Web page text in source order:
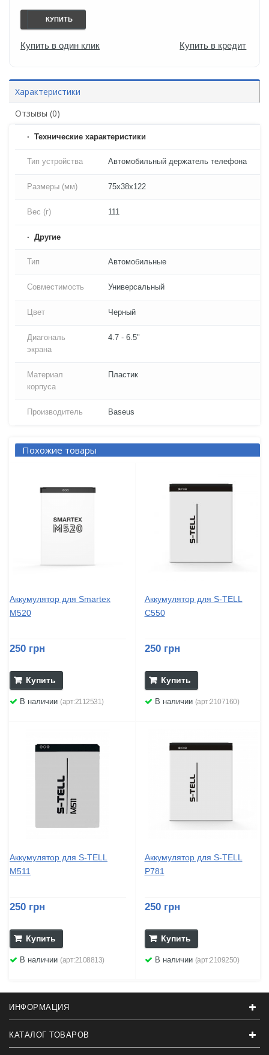
КУПИТЬ
Купить в один клик Купить в кредит
Характеристики
Отзывы (0)
Технические характеристики
Тип устройства Автомобильный держатель телефона
Размеры (мм) 75х38х122
Вес (г) 111
Другие
Тип Автомобильные
Совместимость Универсальный
Цвет Черный
Диагональ
экрана
4.7 - 6.5"
Материал
корпуса
Пластик
Производитель Baseus
Похожие товары
Аккумулятор для Smartex
M520
250 грн
Купить
В наличии (арт:2112531)
Аккумулятор для S-TELL
C550
250 грн
Купить
В наличии (арт:2107160)
Аккумулятор для S-TELL
M511
250 грн
Купить
В наличии (арт:2108813)
Аккумулятор для S-TELL
P781
250 грн
Купить
В наличии (арт:2109250)
ИНФОРМАЦИЯ
КАТАЛОГ ТОВАРОВ